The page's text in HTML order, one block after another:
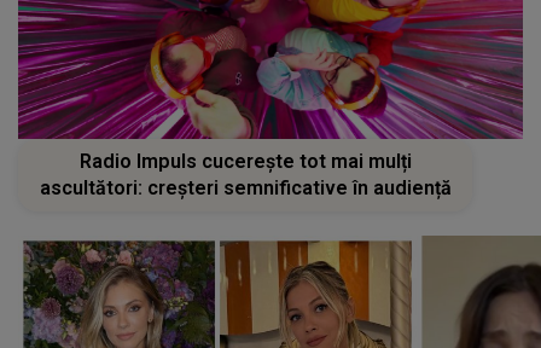
Radio Impuls cucerește tot mai mulți
ascultători: creșteri semnificative în audiență